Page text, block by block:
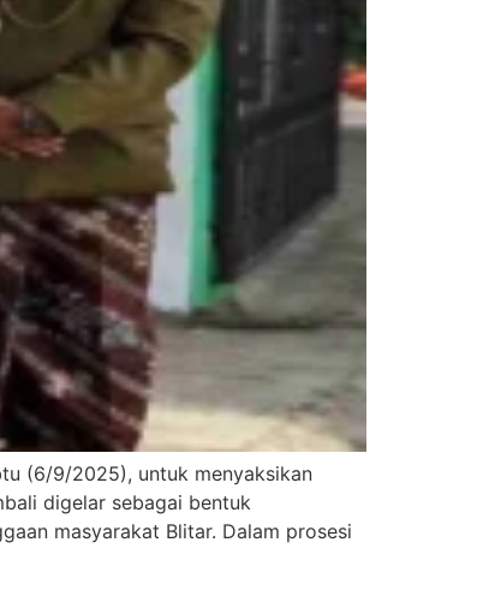
(6/9/2025), untuk menyaksikan
digelar sebagai bentuk
masyarakat Blitar. Dalam prosesi